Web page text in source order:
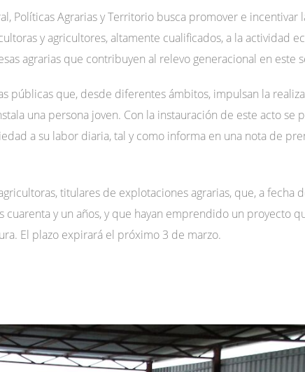
Políticas Agrarias y Territorio busca promover e incentivar
y agricultores, altamente cualificados, a la actividad
agrarias que contribuyen al relevo generacional en este
públicas que, desde diferentes ámbitos, impulsan la
una persona joven. Con la instauración de este acto se
a su labor diaria, tal y como informa en una nota de
titulares de explotaciones agrarias, que, a fecha
y un años, y que hayan emprendido un proyecto
El plazo expirará el próximo 3 de marzo.